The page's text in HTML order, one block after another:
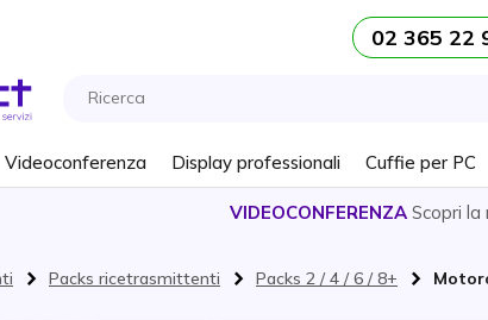
02 365 22
Videoconferenza Display professionali Cuffie per PC
VIDEOCONFERENZA Scopri la
Packs ricetrasmittenti Packs 2 / 4 / 6 / 8+